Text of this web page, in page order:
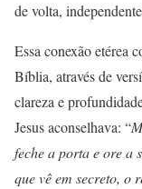
de volta,
Essa conexão etérea
Bíblia, através de
clareza e
Jesus aconselhava: “
feche a porta e ore a
que vê em secreto, o